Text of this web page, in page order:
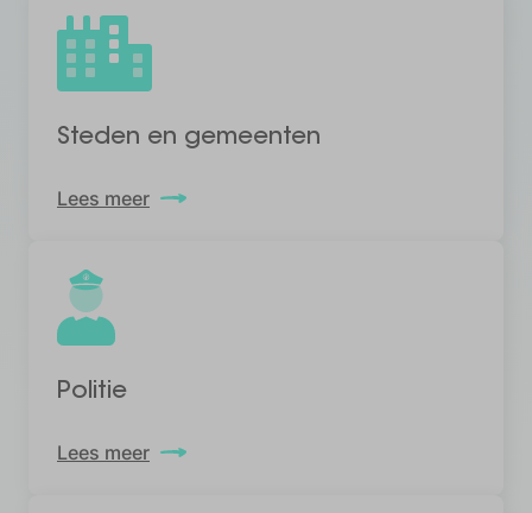
Steden en gemeenten
Lees meer
Politie
Lees meer